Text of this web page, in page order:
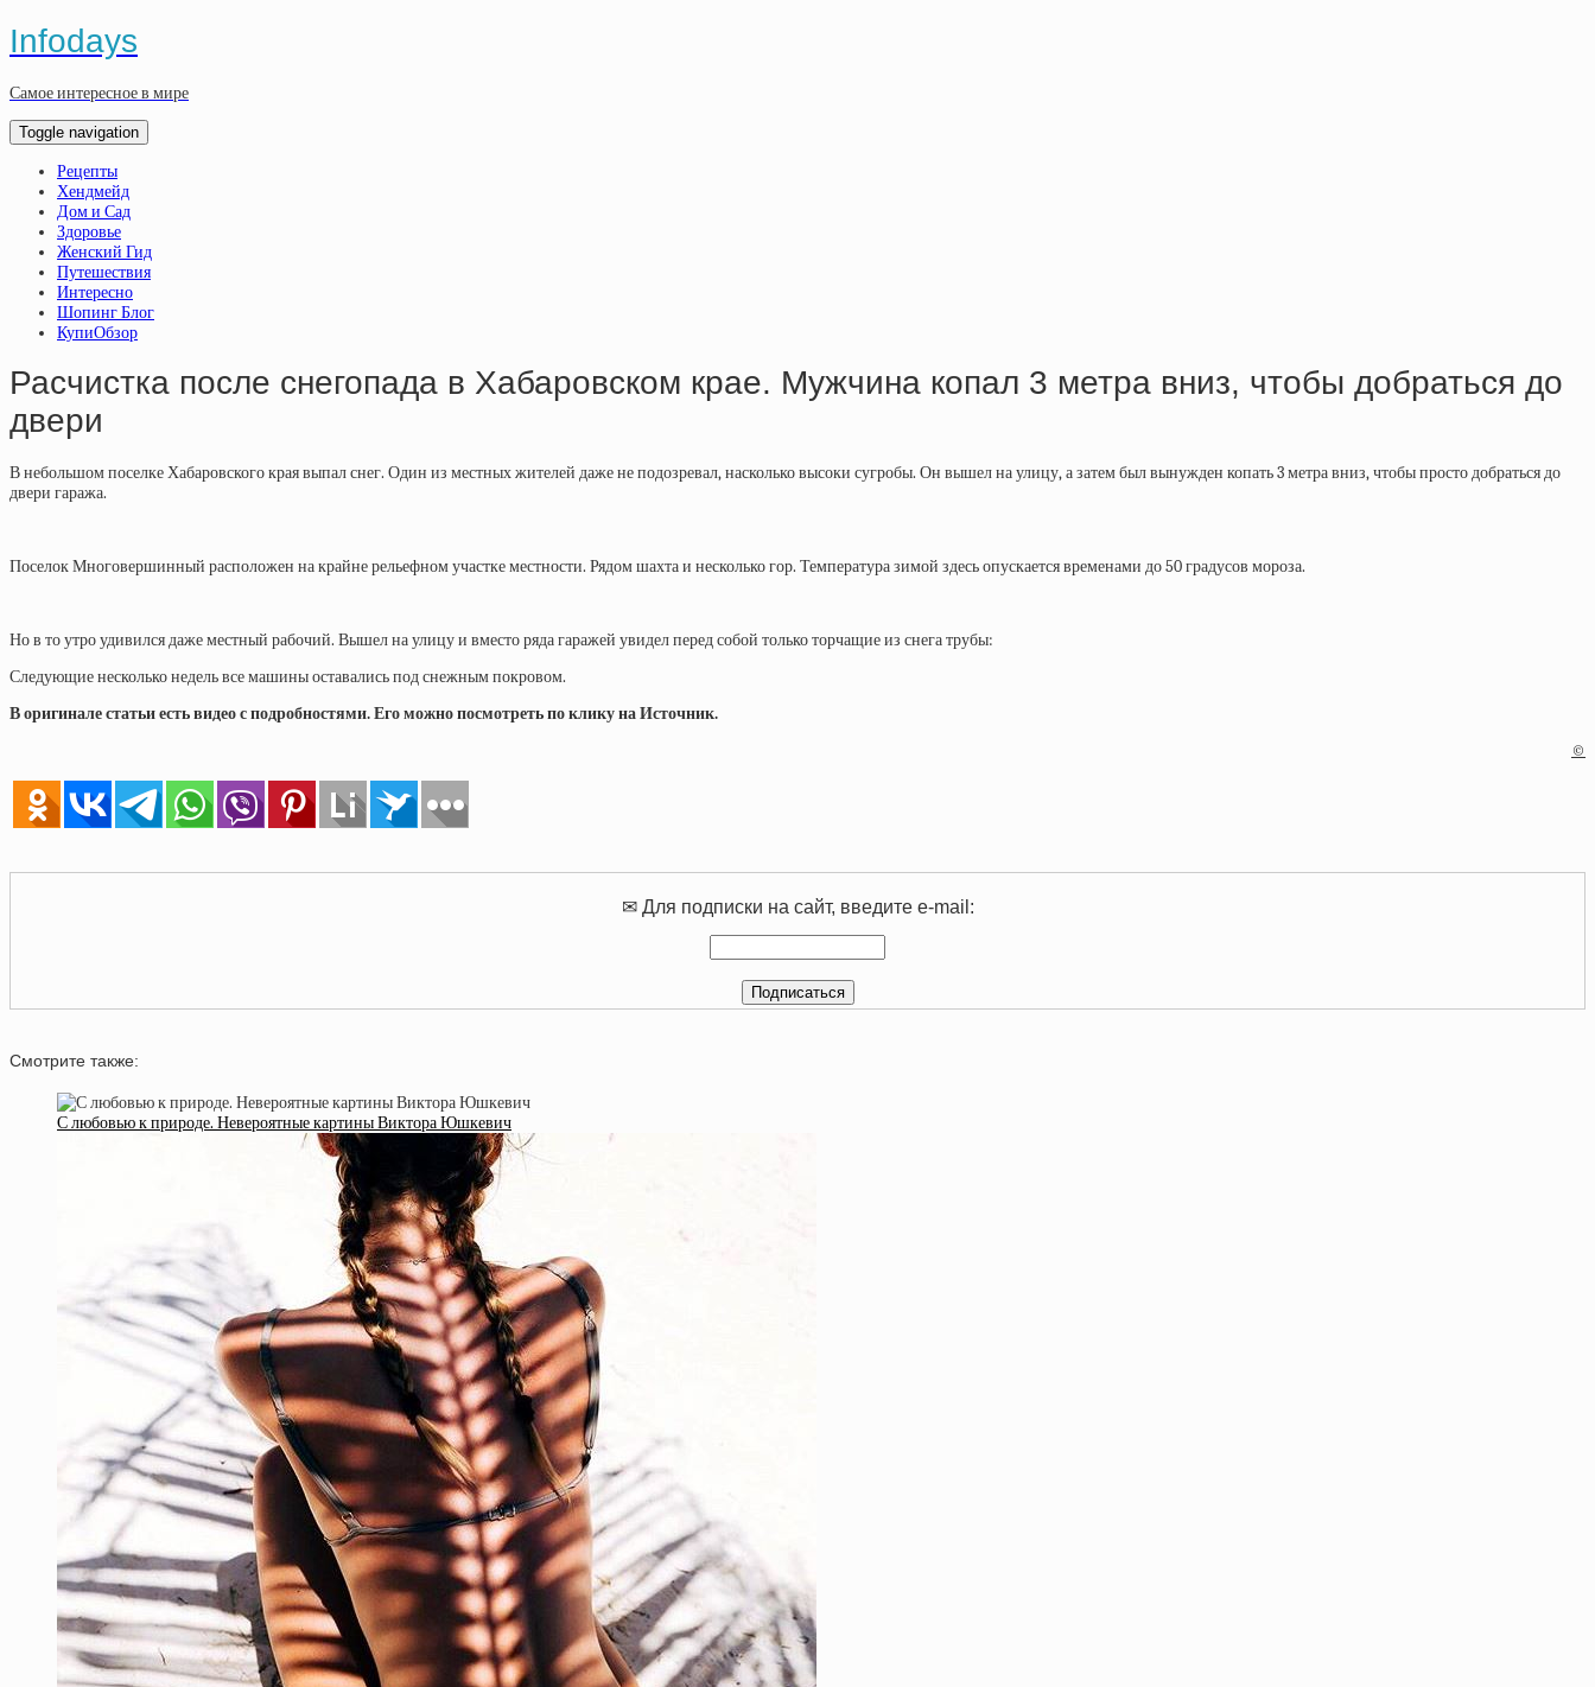
Infodays
Самое интересное в мире
Toggle navigation
Рецепты
Хендмейд
Дом и Сад
Здоровье
Женский Гид
Путешествия
Интересно
Шопинг Блог
КупиОбзор
Расчистка после снегопада в Хабаровском крае. Мужчина копал 3 метра вниз, чтобы добраться до
двери
В небольшом поселке Хабаровского края выпал снег. Один из местных жителей даже не подозревал, насколько высоки сугробы. Он вышел на улицу, а затем был вынужден копать 3 метра вниз, чтобы просто добраться до
двери гаража.
Поселок Многовершинный расположен на крайне рельефном участке местности. Рядом шахта и несколько гор. Температура зимой здесь опускается временами до 50 градусов мороза.
Но в то утро удивился даже местный рабочий. Вышел на улицу и вместо ряда гаражей увидел перед собой только торчащие из снега трубы:
Следующие несколько недель все машины оставались под снежным покровом.
В оригинале статьи есть видео с подробностями. Его можно посмотреть по клику на Источник.
©
✉ Для подписки на сайт, введите e-mail:
Смотрите также:
С любовью к природе. Невероятные картины Виктора Юшкевич